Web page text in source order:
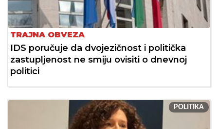
TRAJNA OBVEZA
IDS poručuje da dvojezičnost i politička
zastupljenost ne smiju ovisiti o dnevnoj
politici
POLITIKA